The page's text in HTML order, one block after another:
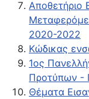
Αποθετήριο
2020-2022
Κώδικας
1ος
Προτύπων -
Θέματα